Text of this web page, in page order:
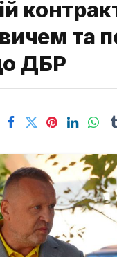
та
ДБР